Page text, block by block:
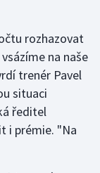
rozhazovat
na naše
trenér Pavel
situaci
ředitel
i prémie. "Na